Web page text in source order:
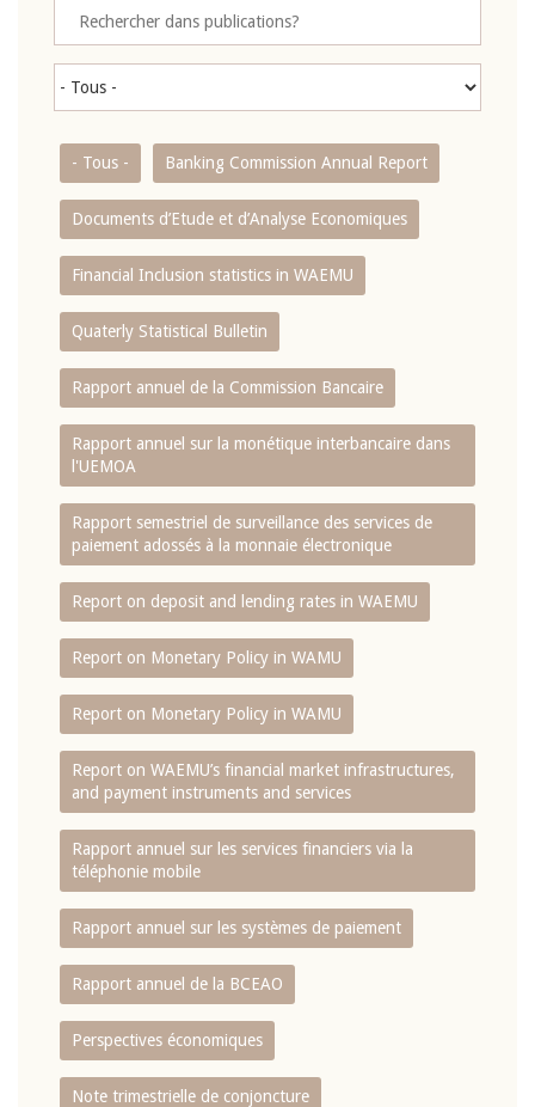
- Tous - Banking Commission Annual Report
Documents d’Etude et d’Analyse Economiques
Financial Inclusion statistics in WAEMU
Quaterly Statistical Bulletin
Rapport annuel de la Commission Bancaire
Rapport annuel sur la monétique interbancaire dans
l'UEMOA
Rapport semestriel de surveillance des services de
paiement adossés à la monnaie électronique
Report on deposit and lending rates in WAEMU
Report on Monetary Policy in WAMU
Report on Monetary Policy in WAMU
Report on WAEMU’s financial market infrastructures,
and payment instruments and services
Rapport annuel sur les services financiers via la
téléphonie mobile
Rapport annuel sur les systèmes de paiement
Rapport annuel de la BCEAO
Perspectives économiques
Note trimestrielle de conjoncture